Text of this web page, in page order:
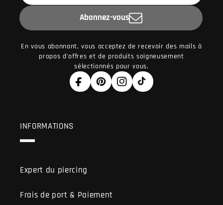
Abonnez-vous
En vous abonnant, vous acceptez de recevoir des mails à
propos d'offres et de produits soigneusement
sélectionnés pour vous.
FacebookPinterestInstagram
TikTok
INFORMATIONS
Expert du piercing
Frais de port & Paiement